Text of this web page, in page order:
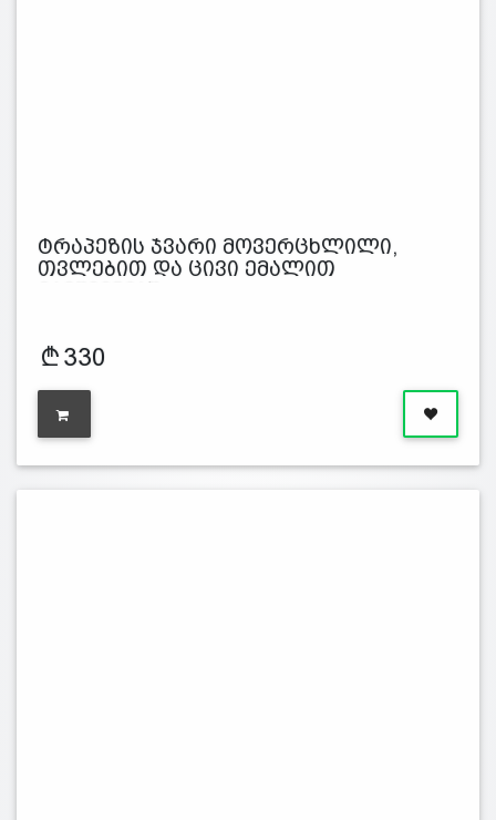
ტრაპეზის ჯვარი მოვერცხლილი,
თვლებით და ცივი ემალით
330